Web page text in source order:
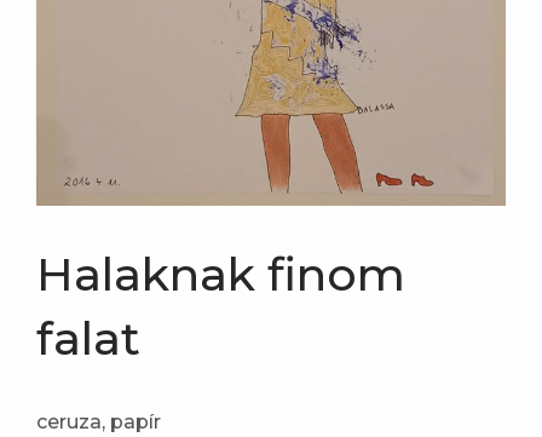
Halaknak finom
falat
ceruza, papír